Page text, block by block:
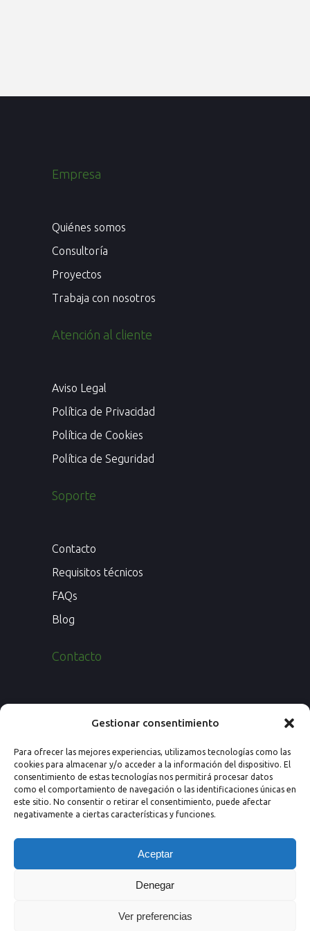
Gestionar consentimiento
Para ofrecer las mejores experiencias, utilizamos tecnologías como las
cookies para almacenar y/o acceder a la información del dispositivo. El
consentimiento de estas tecnologías nos permitirá procesar datos
como el comportamiento de navegación o las identificaciones únicas en
este sitio. No consentir o retirar el consentimiento, puede afectar
negativamente a ciertas características y funciones.
Aceptar
Denegar
Ver preferencias
Empresa
Quiénes somos
Consultoría
Proyectos
Trabaja con nosotros
Atención al cliente
Aviso Legal
Política de Privacidad
Política de Cookies
Política de Seguridad
Soporte
Contacto
Requisitos técnicos
FAQs
Blog
Contacto
50008 Zaragoza (España)
Email: info@nextprevencion.com
Tel: (+34) 976 259 724